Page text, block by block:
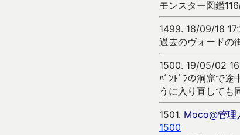
モンスター図鑑
1499. 18/09/18
過去のヴォードの
1500. 19/05/02
ﾊﾞﾝﾄﾞﾗの洞窟で
うに入り直しても
1501. Moco@管理
1500